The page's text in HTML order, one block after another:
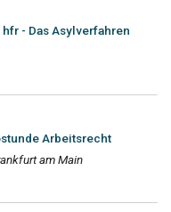
- Das Asylverfahren
Arbeitsrecht
am Main